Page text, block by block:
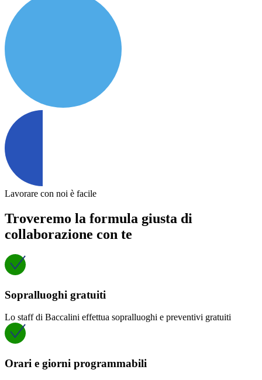
Lavorare con noi è facile
Troveremo la formula giusta di
collaborazione con te
Sopralluoghi gratuiti
Lo staff di Baccalini effettua sopralluoghi e preventivi gratuiti
Orari e giorni programmabili